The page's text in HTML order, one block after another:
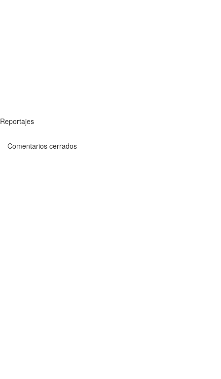
Reportajes
Comentarios cerrados